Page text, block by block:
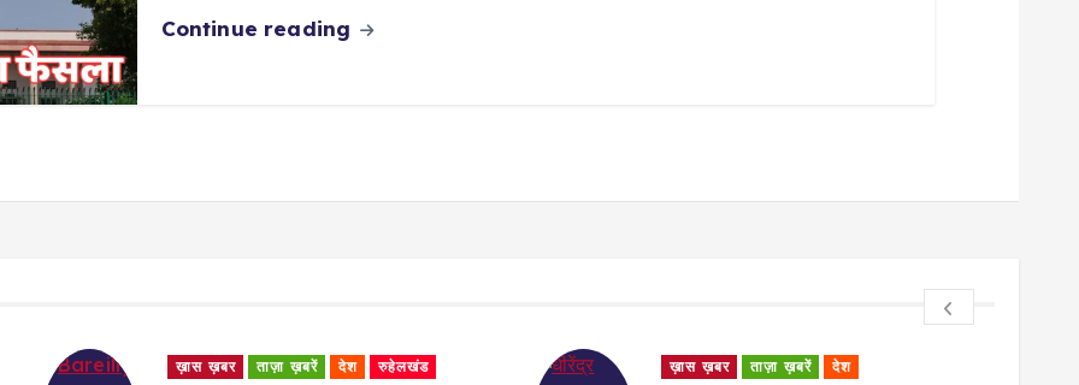
Continue reading
ख़ास ख़बर ताज़ा ख़बरें देश Uncategorized